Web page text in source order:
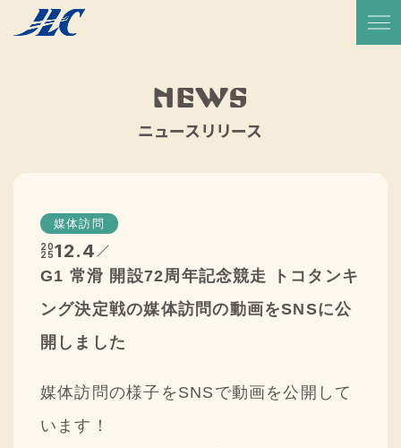
サービス紹介
代表メッセージ
会社概要
会社沿革
採用情報
NEWS
ニュースリリース
媒体訪問
20
25 12.4
G1 常滑 開設72周年記念競走 トコタンキ
ング決定戦の媒体訪問の動画をSNSに公
開しました
媒体訪問の様子をSNSで動画を公開して
います！